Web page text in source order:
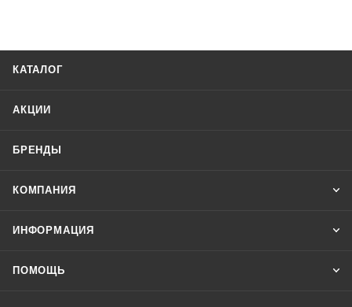
КАТАЛОГ
АКЦИИ
БРЕНДЫ
КОМПАНИЯ
ИНФОРМАЦИЯ
ПОМОЩЬ